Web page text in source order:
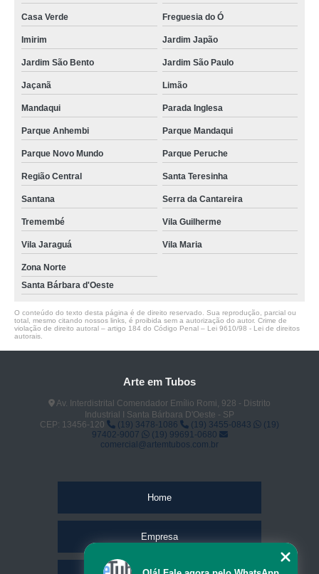
Casa Verde Freguesia do Ó
Imirim Jardim Japão
Jardim São Bento Jardim São Paulo
Jaçanã Limão
Mandaqui Parada Inglesa
Parque Anhembi Parque Mandaqui
Parque Novo Mundo Parque Peruche
Região Central Santa Teresinha
Santana Serra da Cantareira
Tremembé Vila Guilherme
Vila Jaraguá Vila Maria
Zona Norte
Santa Bárbara d'Oeste
O conteúdo do texto desta página é de direito reservado. Sua reprodução, parcial ou
total, mesmo citando nossos links, é proibida sem a autorização do autor. Crime de
violação de direito autoral – artigo 184 do Código Penal – Lei 9610/98 - Lei de direitos
autorais
Arte em Tubos
Av. Interdistrital Comendador Emílio Romi, 928 - Distrito
Industrial I Santa Bárbara D'Oeste - SP
CEP: 13456-120
(19) 3478-1086 (19) 3455-0843
(19)
97402-9007
(19) 99691-0680
comercial@artemtubos.com.br
Home
Empresa